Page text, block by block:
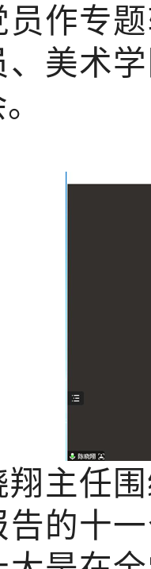
员作专
、美术
翔主任
告的十